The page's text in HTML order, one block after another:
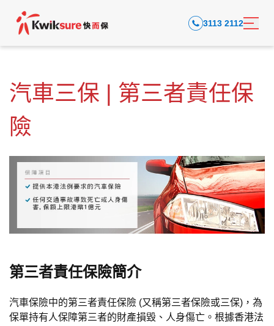
3113 2112
汽車三保 | 第三者責任保
險
第三者責任保險簡介
汽車保險中的第三者責任保險 (又稱第三者保險或三保)，為
保單持有人保障第三者的財產損毀、人身傷亡。根據香港法